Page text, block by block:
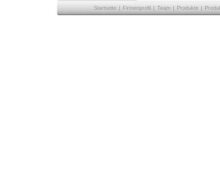
Startseite | Firmenprofil | Team | Produkte |